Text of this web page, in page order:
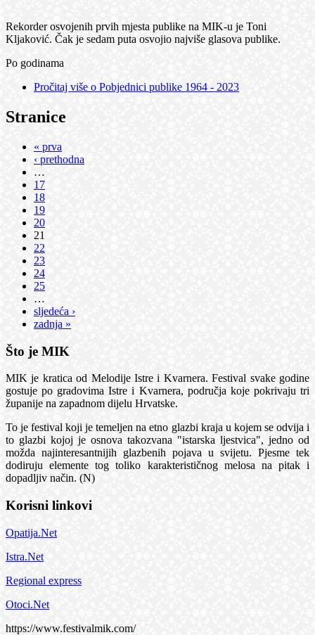
Rekorder osvojenih prvih mjesta publike na MIK-u je Toni
Kljaković. Čak je sedam puta osvojio najviše glasova publike.
Po godinama
Pročitaj više o Pobjednici publike 1964 - 2023
Stranice
« prva
‹ prethodna
…
17
18
19
20
21
22
23
24
25
…
sljedeća ›
zadnja »
Što je MIK
MIK je kratica od Melodije Istre i Kvarnera. Festival svake godine
gostuje po gradovima Istre i Kvarnera, područja koje pokrivaju tri
županije na zapadnom dijelu Hrvatske.
To je festival koji je temeljen na etno glazbi kraja u kojem se odvija i
to glazbi kojoj je osnova takozvana "istarska ljestvica", jedno od
možda najinteresantnijih glazbenih pojava u svijetu. Pjesme tek
dodiruju elemente tog toliko karakterističnog melosa na pitak i
dopadljiv način. (N)
Korisni linkovi
Opatija.Net
Istra.Net
Regional express
Otoci.Net
https://www.festivalmik.com/